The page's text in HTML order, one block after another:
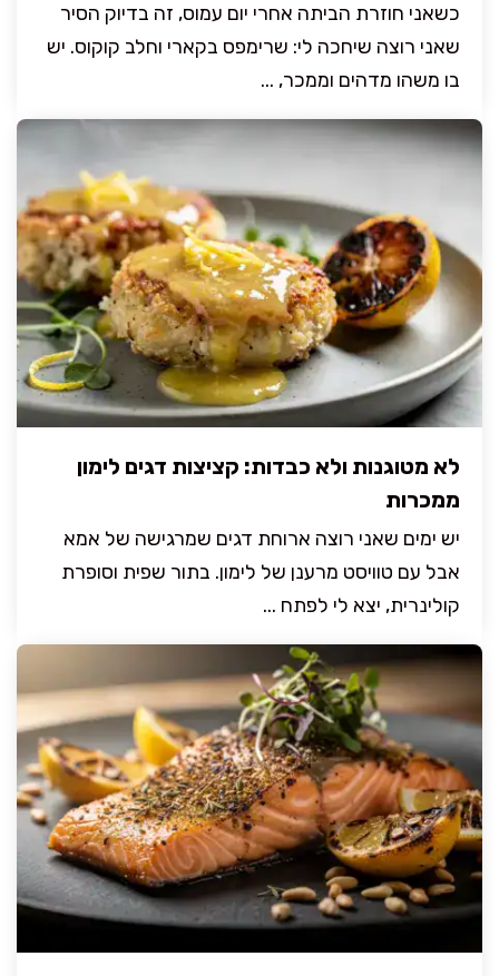
כשאני חוזרת הביתה אחרי יום עמוס, זה בדיוק הסיר
שאני רוצה שיחכה לי: שרימפס בקארי וחלב קוקוס. יש
בו משהו מדהים וממכר, ...
לא מטוגנות ולא כבדות: קציצות דגים לימון
ממכרות
יש ימים שאני רוצה ארוחת דגים שמרגישה של אמא
אבל עם טוויסט מרענן של לימון. בתור שפית וסופרת
קולינרית, יצא לי לפתח ...